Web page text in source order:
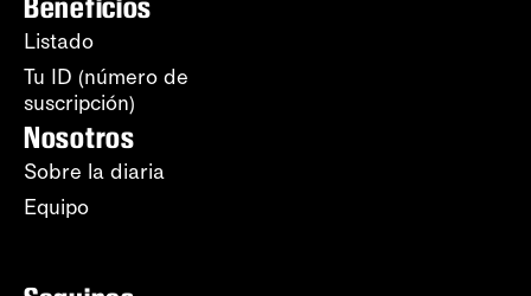
Beneficios
Listado
Tu ID (número de
suscripción)
Nosotros
Sobre la diaria
Equipo